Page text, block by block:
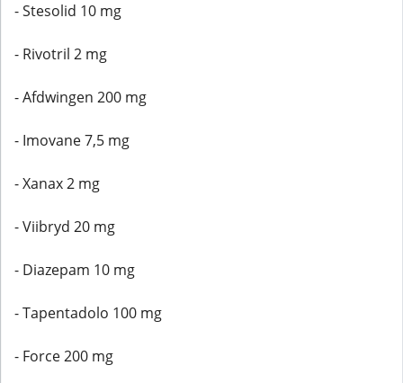
- Stesolid 10 mg
- Rivotril 2 mg
- Afdwingen 200 mg
- Imovane 7,5 mg
- Xanax 2 mg
- Viibryd 20 mg
- Diazepam 10 mg
- Tapentadolo 100 mg
- Force 200 mg